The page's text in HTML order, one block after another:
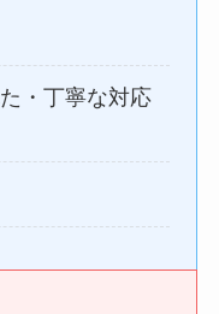
・丁寧な対応